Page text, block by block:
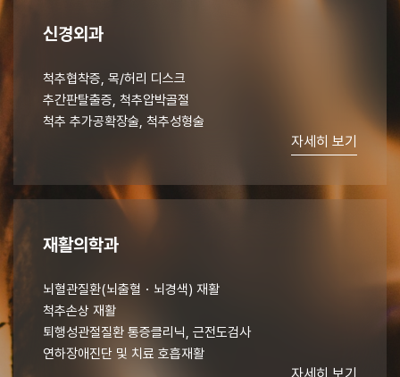
신경외과
척추협착증, 목/허리 디스크
추간판탈출증, 척추압박골절
척추 추가공확장술, 척추성형술
자세히 보기
재활의학과
뇌혈관질환(뇌출혈・뇌경색) 재활
척추손상 재활
퇴행성관절질환 통증클리닉, 근전도검사
연하장애진단 및 치료 호흡재활